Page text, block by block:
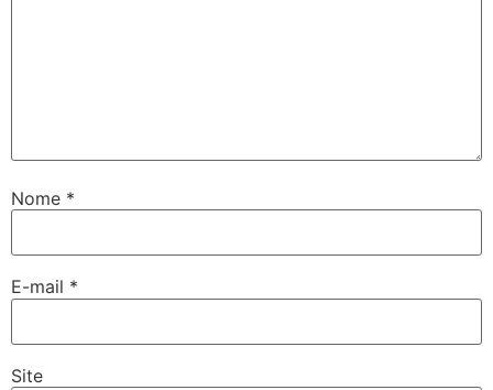
Nome *
E-mail *
Site